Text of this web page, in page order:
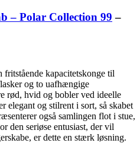
– Polar Collection 99 –
kapacitetskonge til
og to uafhængige
rød, hvid og bobler ved ideelle
elegant og stilrent i sort, så skabet
også samlingen flot i stue,
den seriøse entusiast, der vil
er dette en stærk løsning.